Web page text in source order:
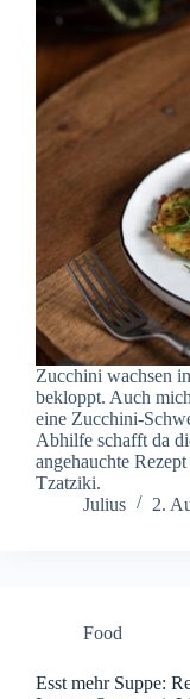
Zucchini wachsen
bekloppt. Auch
eine Zucchini-
Abhilfe schafft da
angehauchte
Tzatziki.
Julius
2.
Food
Esst mehr Suppe: